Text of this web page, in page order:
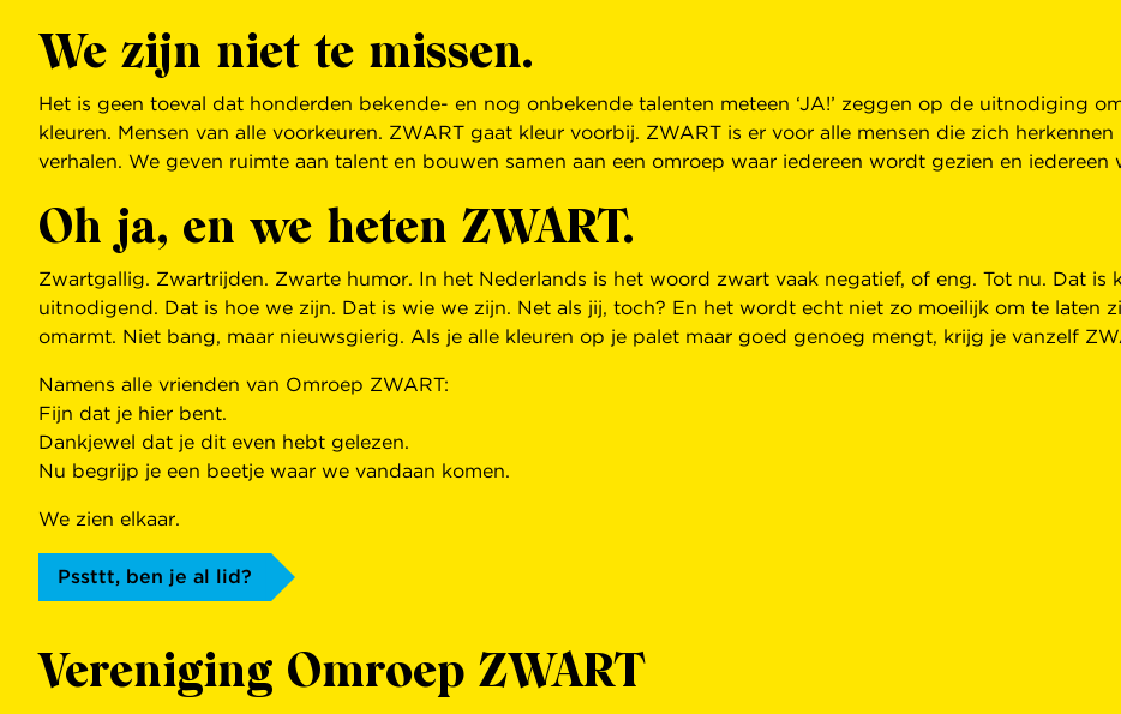
We zijn niet te missen.
Het is geen toeval dat honderden bekende- en nog onbekende talenten meteen ‘JA!’ zeggen op de uitnodiging
kleuren. Mensen van alle voorkeuren. ZWART gaat kleur voorbij. ZWART is er voor alle mensen die zich
verhalen. We geven ruimte aan talent en bouwen samen aan een omroep waar iedereen wordt gezien en
Oh ja, en we heten ZWART.
Zwartgallig. Zwartrijden. Zwarte humor. In het Nederlands is het woord zwart vaak negatief, of eng. Tot nu. Dat is
uitnodigend. Dat is hoe we zijn. Dat is wie we zijn. Net als jij, toch? En het wordt echt niet zo moeilijk om te laten
omarmt. Niet bang, maar nieuwsgierig. Als je alle kleuren op je palet maar goed genoeg mengt, krijg je vanzelf
Namens alle vrienden van Omroep ZWART:
Fijn dat je hier bent.
Dankjewel dat je dit even hebt gelezen.
Nu begrijp je een beetje waar we vandaan komen.
We zien elkaar.
Pssttt, ben je al lid?
Vereniging Omroep ZWART